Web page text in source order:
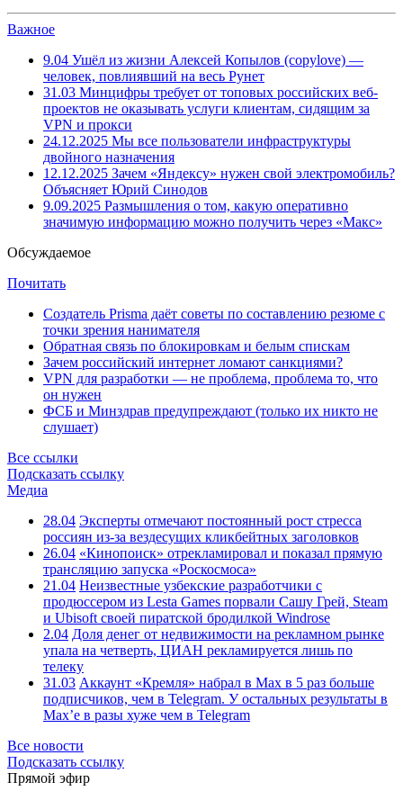
Важное
9.04 Ушёл из жизни Алексей Копылов (copylove) —
человек, повлиявший на весь Рунет
31.03 Минцифры требует от топовых российских веб-
проектов не оказывать услуги клиентам, сидящим за
VPN и прокси
24.12.2025 Мы все пользователи инфраструктуры
двойного назначения
12.12.2025 Зачем «Яндексу» нужен свой электромобиль?
Объясняет Юрий Синодов
9.09.2025 Размышления о том, какую оперативно
значимую информацию можно получить через «Макс»
Обсуждаемое
Почитать
Создатель Prisma даёт советы по составлению резюме с
точки зрения нанимателя
Обратная связь по блокировкам и белым спискам
Зачем российский интернет ломают санкциями?
VPN для разработки — не проблема, проблема то, что
он нужен
ФСБ и Минздрав предупреждают (только их никто не
слушает)
Все ссылки
Подсказать ссылку
Медиа
28.04 Эксперты отмечают постоянный рост стресса
россиян из-за вездесущих кликбейтных заголовков
26.04 «Кинопоиск» отрекламировал и показал прямую
трансляцию запуска «Роскосмоса»
21.04 Неизвестные узбекские разработчики с
продюссером из Lesta Games порвали Сашу Грей, Steam
и Ubisoft своей пиратской бродилкой Windrose
2.04 Доля денег от недвижимости на рекламном рынке
упала на четверть, ЦИАН рекламируется лишь по
телеку
31.03 Аккаунт «Кремля» набрал в Max в 5 раз больше
подписчиков, чем в Telegram. У остальных результаты в
Max’е в разы хуже чем в Telegram
Все новости
Подсказать ссылку
Прямой эфир